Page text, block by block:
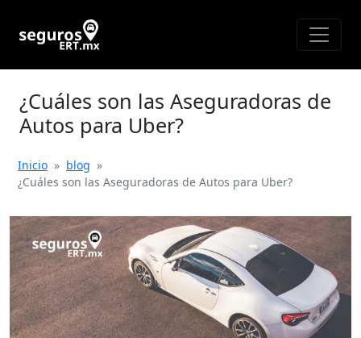
¿Cuáles son las Aseguradoras de
Autos para Uber?
Inicio » blog »
¿Cuáles son las Aseguradoras de Autos para Uber?